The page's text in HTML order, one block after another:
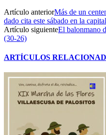
Artículo anteriorMás de un
dado cita este sábado en la capital
Artículo siguienteEl balonmano
(30-26)
ARTÍCULOS